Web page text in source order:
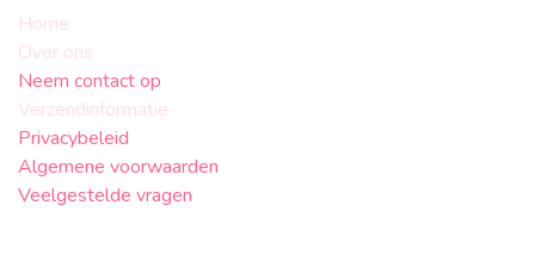
Home
Over ons
Neem contact op
Verzendinformatie
Privacybeleid
Algemene voorwaarden
Veelgestelde vragen